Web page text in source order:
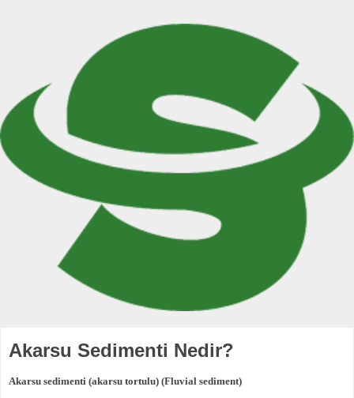
Akarsu Sedimenti Nedir?
Akarsu sedimenti (akarsu tortulu) (Fluvial sediment)